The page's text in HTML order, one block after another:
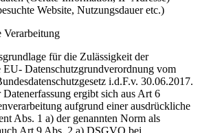
Website, Nutzungsdauer etc.)
Verarbeitung
für die Zulässigkeit der
EU- Datenschutzgrundverordnung vom
i.d.F.v. 30.06.2017.
ergibt sich aus Art 6
aufgrund einer ausdrückliche
Abs. 1 a) der genannten Norm als
Art 9 Abs. 2 a) DSGVO bei